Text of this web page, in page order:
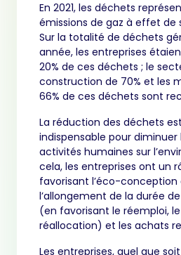
En 2021, les déchets
émissions de gaz à effet de
Sur la totalité de déchets
année, les entreprises
20% de ces déchets ; le
construction de 70% et les
66% de ces déchets sont
La réduction des déchets
indispensable pour diminuer
activités humaines sur
cela, les entreprises ont un
favorisant l’éco-conception
l’allongement de la durée
(en favorisant le réemploi,
réallocation) et les achats
Les entreprises, quel que